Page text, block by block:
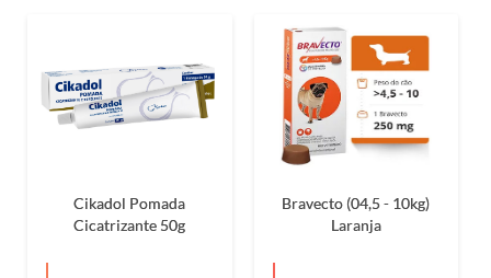
Cikadol Pomada
Cicatrizante 50g
Bravecto (04,5 - 10kg)
Laranja